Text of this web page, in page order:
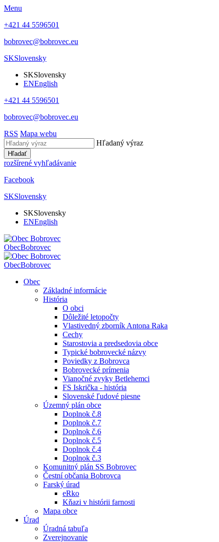
Menu
+421 44 5596501
bobrovec@bobrovec.eu
SKSlovensky
SKSlovensky
ENEnglish
+421 44 5596501
bobrovec@bobrovec.eu
RSS Mapa webu
Hľadaný výraz
Hľadať
rozšírené vyhľadávanie
Facebook
SKSlovensky
SKSlovensky
ENEnglish
ObecBobrovec
ObecBobrovec
Obec
Základné informácie
História
O obci
Dôležité letopočty
Vlastivedný zborník Antona Raka
Cechy
Starostovia a predsedovia obce
Typické bobrovecké názvy
Poviedky z Bobrovca
Bobrovecké prímenia
Vianočné zvyky Betlehemci
FS Iskrička - história
Slovenské ľudové piesne
Územný plán obce
Doplnok č.8
Doplnok č.7
Doplnok č.6
Doplnok č.5
Doplnok č.4
Doplnok č.3
Komunitný plán SS Bobrovec
Čestní občania Bobrovca
Farský úrad
eRko
Kňazi v histórii farnosti
Mapa obce
Úrad
Úradná tabuľa
Zverejnovanie